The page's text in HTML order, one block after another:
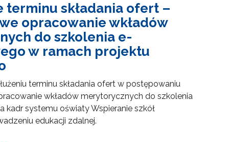
terminu składania ofert –
opracowanie wkładów
do szkolenia e-
w ramach projektu
terminu składania ofert w postępowaniu
wkładów merytorycznych do szkolenia
kadr systemu oświaty Wspieranie szkół
edukacji zdalnej.